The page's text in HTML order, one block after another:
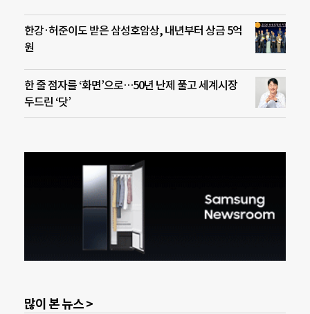
한강·허준이도 받은 삼성호암상, 내년부터 상금 5억
원
한 줄 점자를 ‘화면’으로…50년 난제 풀고 세계시장
두드린 ‘닷’
많이 본 뉴스 >